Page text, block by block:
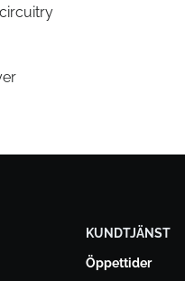
KUNDTJÄNST
Öppettider